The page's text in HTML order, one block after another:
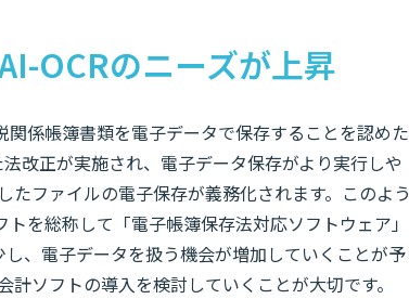
OCRのニーズが上昇
係帳簿書類を電子データで保存することを認めた
改正が実施され、電子データ保存がより実行しや
ファイルの電子保存が義務化されます。このよう
を総称して「電子帳簿保存法対応ソフトウェア」
、電子データを扱う機会が増加していくことが予
ソフトの導入を検討していくことが大切です。